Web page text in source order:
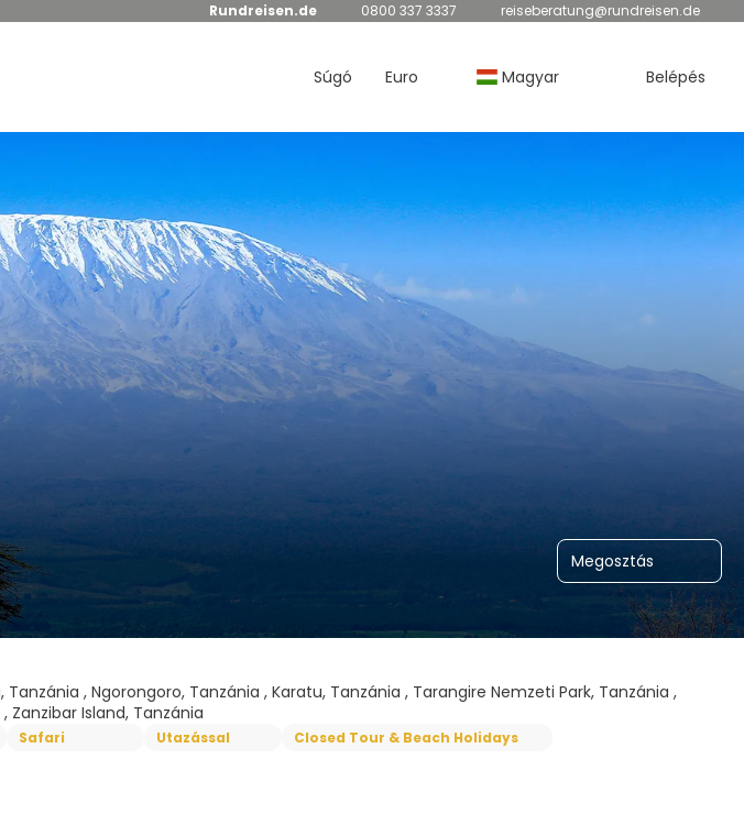
Rundreisen.de 0800 337 3337 reiseberatung@rundreisen.de
Súgó Euro Magyar Belépés
Megosztás
Tanzánia , Ngorongoro, Tanzánia , Karatu, Tanzánia , Tarangire Nemzeti Park, Tanzánia ,
Zanzibar Island, Tanzánia
Safari Utazással Closed Tour & Beach Holidays